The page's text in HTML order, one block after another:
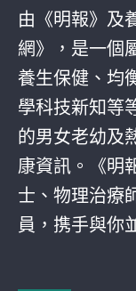
由《明報》及
網》，是一個
養生保健、均
學科技新知等
的男女老幼及
康資訊。《明
士、物理治療
員，携手與你